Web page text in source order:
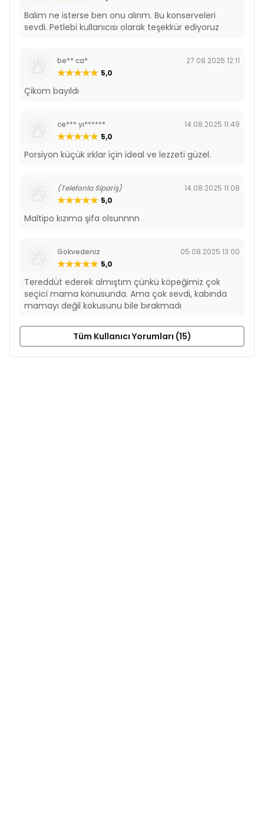
Balım ne isterse ben onu alırım. Bu konserveleri
sevdi. Petlebi kullanıcısı olarak teşekkür ediyoruz
be** ca*
27.08.2025 12:11
5,0
Çikom bayıldı
ce*** yı******
14.08.2025 11:49
5,0
Porsiyon küçük ırklar için ideal ve lezzeti güzel.
(Telefonla Sipariş)
14.08.2025 11:08
5,0
Maltipo kızıma şifa olsunnnn
Gokvedeniz
05.08.2025 13:00
5,0
Tereddüt ederek almıştım çünkü köpeğimiz çok
seçici mama konusunda. Ama çok sevdi, kabında
mamayı değil kokusunu bile bırakmadı
Tüm Kullanıcı Yorumları (15)